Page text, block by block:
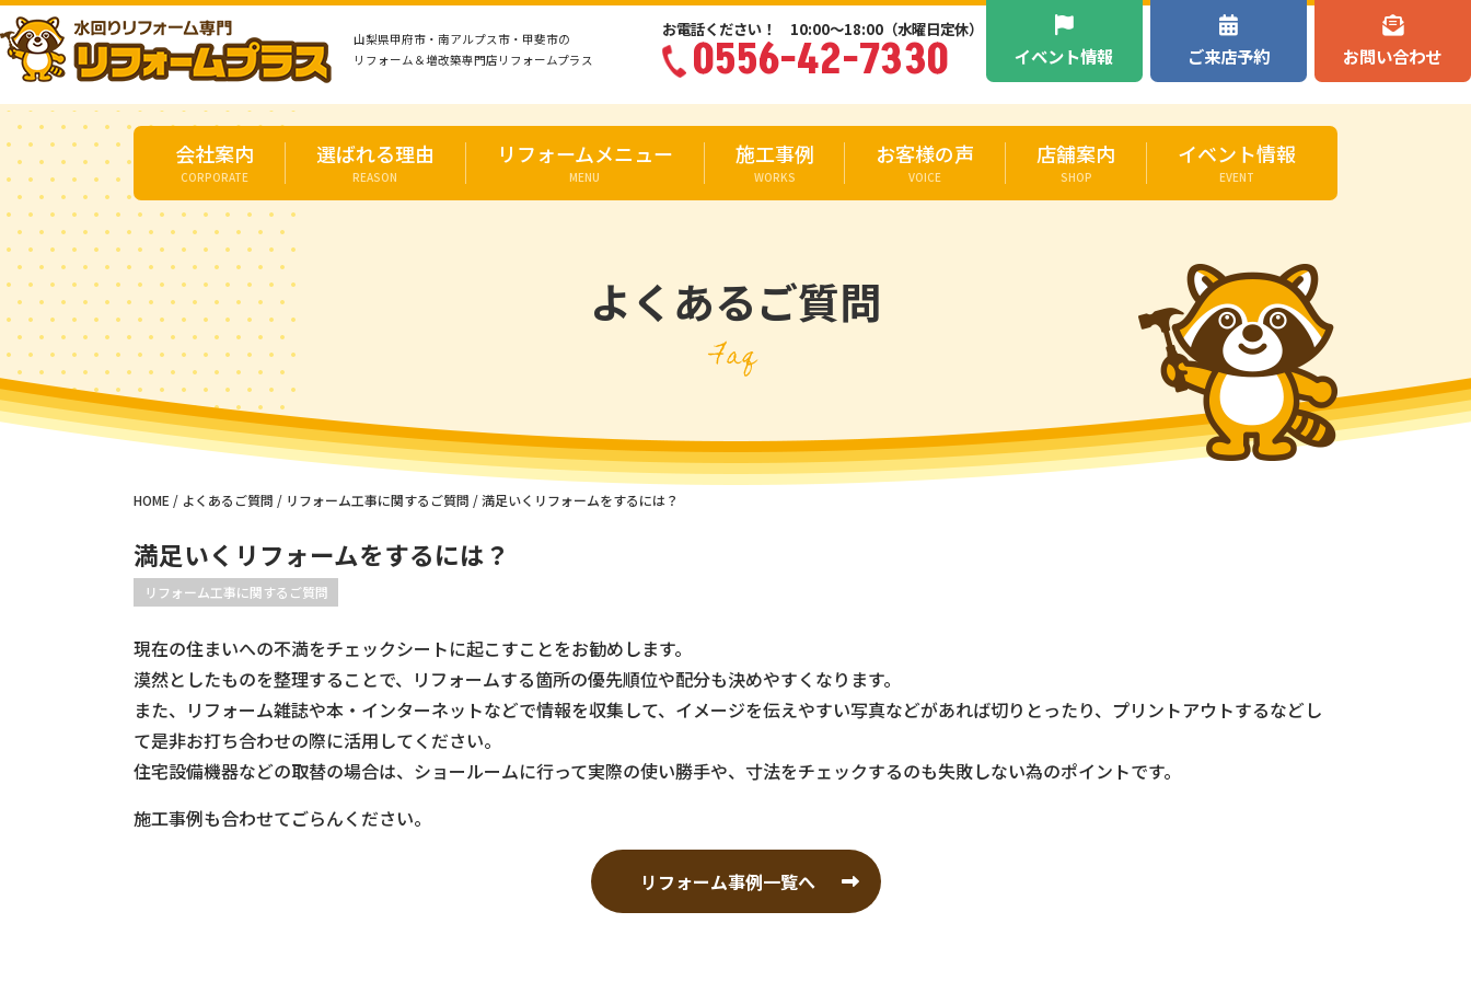
山梨県甲府市・南アルプス市・甲斐市の
リフォーム＆増改築専門店リフォームプラス
お電話ください！ 10:00〜18:00（水曜日定休）
0556-42-7330 イベント情報 ご来店予約 お問い合わせ
会社案内
CORPORATE
選ばれる理由
REASON
リフォームメニュー
MENU
施工事例
WORKS
お客様の声
VOICE
店舗案内
SHOP
イベント情報
EVENT
よくあるご質問
Faq
HOME / よくあるご質問 / リフォーム工事に関するご質問 /満足いくリフォームをするには？
満足いくリフォームをするには？
リフォーム工事に関するご質問
現在の住まいへの不満をチェックシートに起こすことをお勧めします。
漠然としたものを整理することで、リフォームする箇所の優先順位や配分も決めやすくなります。
また、リフォーム雑誌や本・インターネットなどで情報を収集して、イメージを伝えやすい写真などがあれば切りとったり、プリントアウトするなどし
て是非お打ち合わせの際に活用してください。
住宅設備機器などの取替の場合は、ショールームに行って実際の使い勝手や、寸法をチェックするのも失敗しない為のポイントです。
施工事例も合わせてごらんください。
リフォーム事例一覧へ